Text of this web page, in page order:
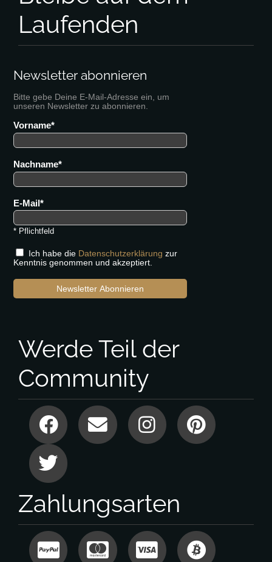
Laufenden
Newsletter abonnieren
Bitte gebe Deine E-Mail-Adresse ein, um
unseren Newsletter zu abonnieren.
Vorname
Nachname
E-Mail
* Pflichtfeld
Ich habe die Datenschutzerklärung zur
Kenntnis genommen und akzeptiert.
Newsletter Abonnieren
Werde Teil der
Community
Zahlungsarten